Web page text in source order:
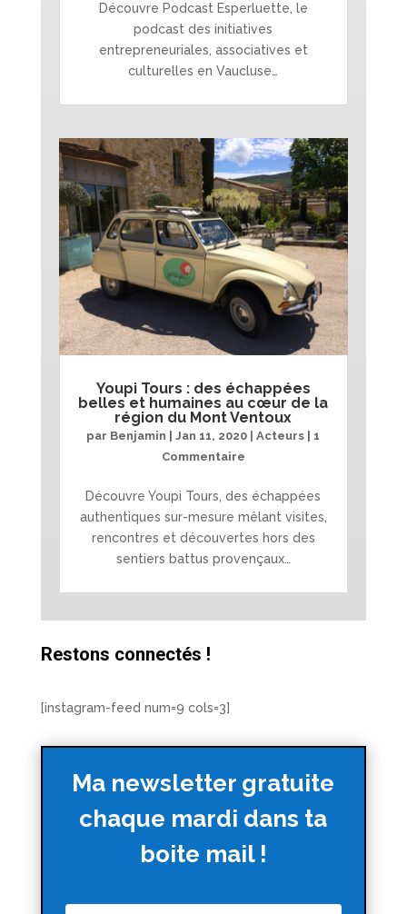
Découvre Podcast Esperluette, le
podcast des initiatives
entrepreneuriales, associatives et
culturelles en Vaucluse…
Youpi Tours : des échappées
belles et humaines au cœur de la
région du Mont Ventoux
par Benjamin |Jan 11, 2020 |Acteurs | 1
Commentaire
Découvre Youpi Tours, des échappées
authentiques sur-mesure mêlant visites,
rencontres et découvertes hors des
sentiers battus provençaux…
Restons connectés !
[instagram-feed num=9 cols=3]
Ma newsletter gratuite
chaque mardi dans ta
boite mail !